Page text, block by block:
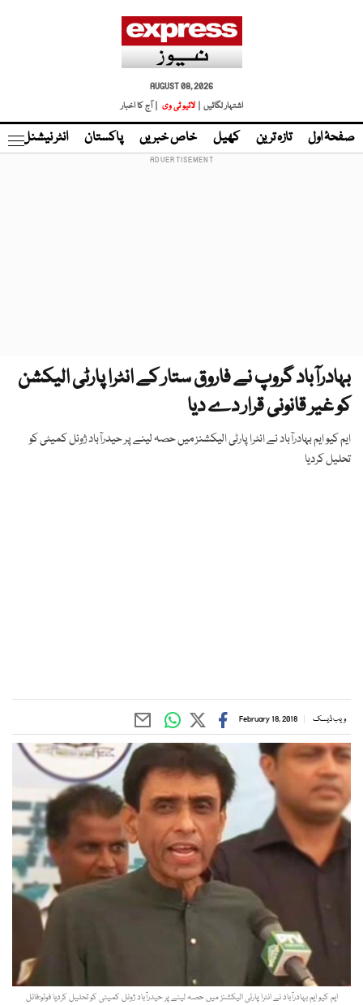
AUGUST 08, 2026
اشتہار لگائیں |
لائیو ٹی وی | آج کا اخبار
صفحۂ اول تازہ ترین کھیل خاص خبریں پاکستان انٹر نیشنل
بہادرآباد گروپ نے فاروق ستار کے انٹرا پارٹی الیکشن
کو غیر قانونی قرار دے دیا
ایم کیو ایم بہادرآباد نے انٹرا پارٹی الیکشنز میں حصہ لینے پر حیدرآباد ژونل کمیٹی کو
تحلیل کردیا
ویب ڈیسک February 18, 2018
ایم کیو ایم بہادرآباد نے انٹرا پارٹی الیکشنز میں حصہ لینے پر حیدرآباد ژونل کمیٹی کو تحلیل کردیا فوٹو:فائل